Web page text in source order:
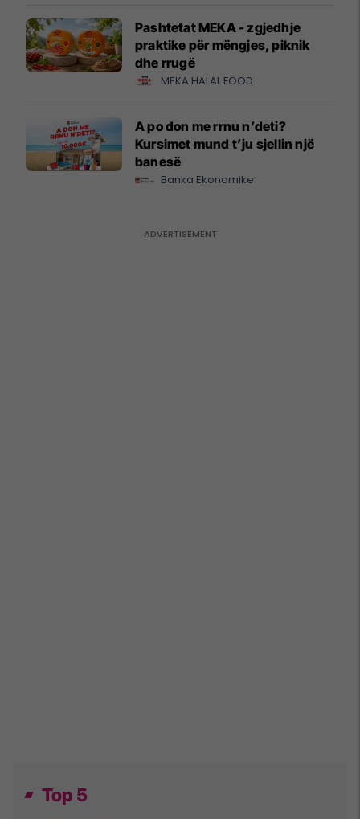
Pashtetat MEKA - zgjedhje
praktike për mëngjes, piknik
dhe rrugë
MEKA HALAL FOOD
A po don me rrnu n’deti?
Kursimet mund t’ju sjellin një
banesë
Banka Ekonomike
Top 5